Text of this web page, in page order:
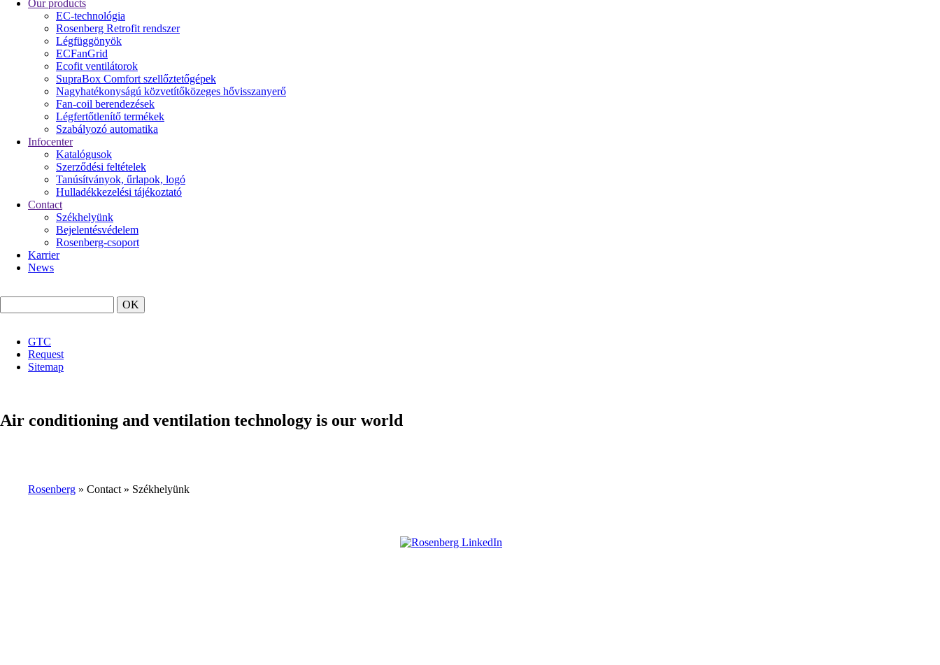
Our products
EC-technológia
Rosenberg Retrofit rendszer
Légfüggönyök
ECFanGrid
Ecofit ventilátorok
SupraBox Comfort szellőztetőgépek
Nagyhatékonyságú közvetítőközeges hővisszanyerő
Fan-coil berendezések
Légfertőtlenítő termékek
Szabályozó automatika
Infocenter
Katalógusok
Szerződési feltételek
Tanúsítványok, űrlapok, logó
Hulladékkezelési tájékoztató
Contact
Székhelyünk
Bejelentésvédelem
Rosenberg-csoport
Karrier
News
menu
GTC
Request
Sitemap
Air conditioning and ventilation technology is our world
Rosenberg Contact Székhelyünk